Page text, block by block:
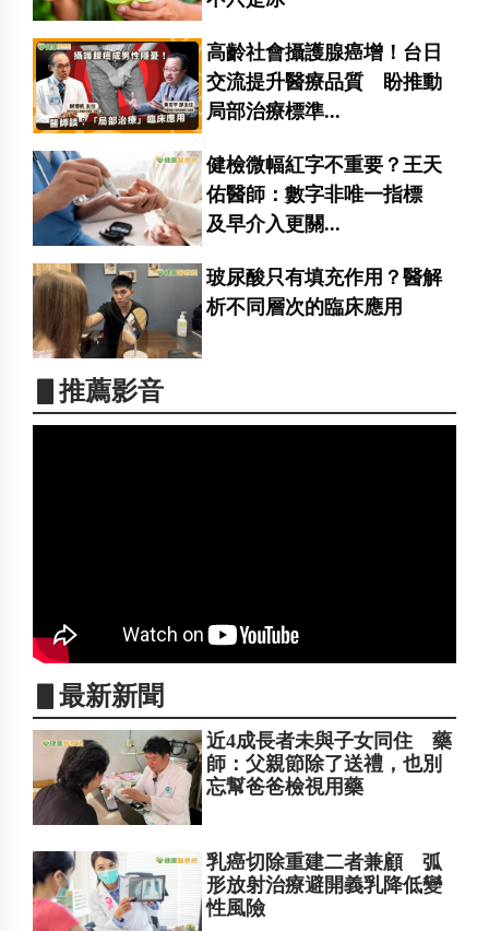
高齡社會攝護腺癌增！台日
交流提升醫療品質 盼推動
局部治療標準...
健檢微幅紅字不重要？王天
佑醫師：數字非唯一指標
及早介入更關...
玻尿酸只有填充作用？醫解
析不同層次的臨床應用
▋推薦影音
▋最新新聞
近4成長者未與子女同住 藥
師：父親節除了送禮，也別
忘幫爸爸檢視用藥
乳癌切除重建二者兼顧 弧
形放射治療避開義乳降低變
性風險